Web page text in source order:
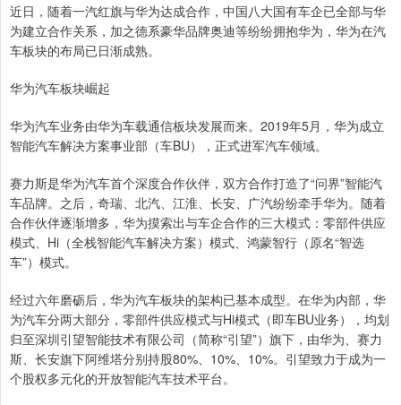
近日，随着一汽红旗与华为达成合作，中国八大国有车企已全部与华
为建立合作关系，加之德系豪华品牌奥迪等纷纷拥抱华为，华为在汽
车板块的布局已日渐成熟。
华为汽车板块崛起
华为汽车业务由华为车载通信板块发展而来。2019年5月，华为成立
智能汽车解决方案事业部（车BU），正式进军汽车领域。
赛力斯是华为汽车首个深度合作伙伴，双方合作打造了“问界”智能汽
车品牌。之后，奇瑞、北汽、江淮、长安、广汽纷纷牵手华为。随着
合作伙伴逐渐增多，华为摸索出与车企合作的三大模式：零部件供应
模式、Hi（全栈智能汽车解决方案）模式、鸿蒙智行（原名“智选
车”）模式。
经过六年磨砺后，华为汽车板块的架构已基本成型。在华为内部，华
为汽车分两大部分，零部件供应模式与Hi模式（即车BU业务），均划
归至深圳引望智能技术有限公司（简称“引望”）旗下，由华为、赛力
斯、长安旗下阿维塔分别持股80%、10%、10%。引望致力于成为一
个股权多元化的开放智能汽车技术平台。